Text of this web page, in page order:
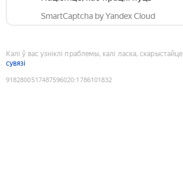
SmartCaptcha by Yandex Cloud
Калі ў вас узніклі праблемы, калі ласка, скарыстайце
сувязі
9182800517487596020:1786101832